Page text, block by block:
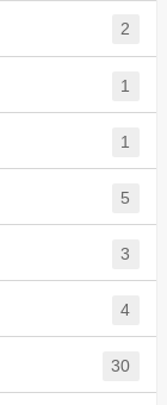
2
1
1
5
3
4
30